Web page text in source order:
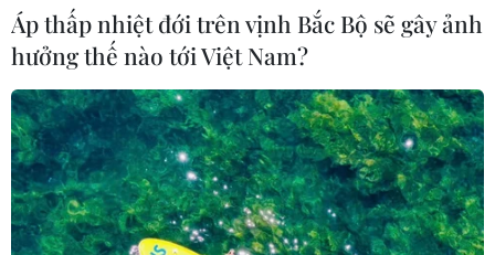
Áp thấp nhiệt đới trên vịnh Bắc Bộ sẽ gây ảnh
hưởng thế nào tới Việt Nam?